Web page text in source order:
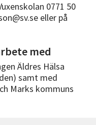
0771 50
eller på
med
Äldres Hälsa
samt med
Marks kommuns